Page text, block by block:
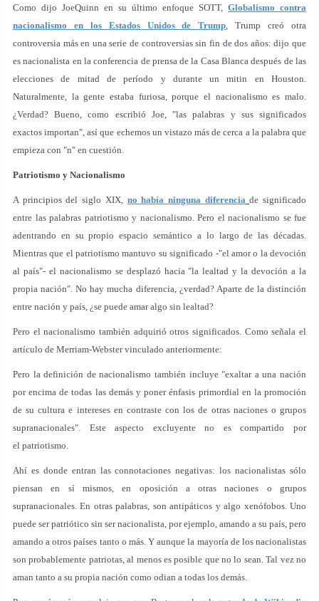
Como dijo JoeQuinn en su último enfoque SOTT, Globalismo contra
nacionalismo en los Estados Unidos de Trump, Trump creó otra
controversia más en una serie de controversias sin fin de dos años: dijo que
es nacionalista en la conferencia de prensa de la Casa Blanca después de las
elecciones de mitad de período y durante un mitin en Houston.
Naturalmente, la gente estaba furiosa, porque el nacionalismo es malo.
¿Verdad? Bueno, como escribió Joe, "las palabras y sus significados
exactos importan", así que echemos un vistazo más de cerca a la palabra que
empieza con "n" en cuestión.
Patriotismo y Nacionalismo
A principios del siglo XIX, no había ninguna diferencia de significado
entre las palabras patriotismo y nacionalismo. Pero el nacionalismo se fue
adentrando en su propio espacio semántico a lo largo de las décadas.
Mientras que el patriotismo mantuvo su significado -"el amor o la devoción
al país"- el nacionalismo se desplazó hacia "la lealtad y la devoción a la
propia nación". No hay mucha diferencia, ¿verdad? Aparte de la distinción
entre nación y país, ¿se puede amar algo sin lealtad?
Pero el nacionalismo también adquirió otros significados. Como señala el
artículo de Merriam-Webster vinculado anteriormente:
Pero la definición de nacionalismo también incluye "exaltar a una nación
por encima de todas las demás y poner énfasis primordial en la promoción
de su cultura e intereses en contraste con los de otras naciones o grupos
supranacionales". Este aspecto excluyente no es compartido por
el patriotismo.
Ahí es donde entran las connotaciones negativas: los nacionalistas sólo
piensan en sí mismos, en oposición a otras naciones o grupos
supranacionales. En otras palabras, son antipáticos y algo xenófobos. Uno
puede ser patriótico sin ser nacionalista, por ejemplo, amando a su país, pero
amando a otros países tanto o más. Y aunque la mayoría de los nacionalistas
son probablemente patriotas, al menos es posible que no lo sean. Tal vez no
aman tanto a su propia nación como odian a todas los demás.